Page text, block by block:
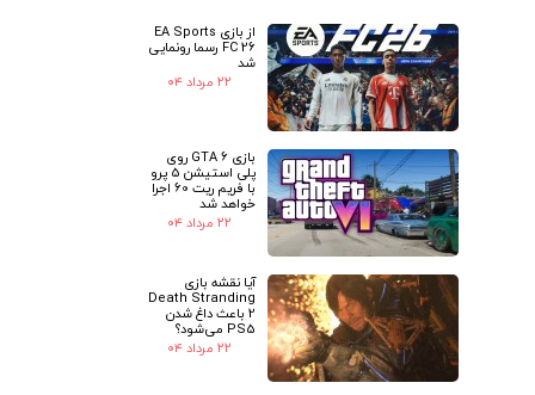
از بازی EA Sports
FC 26 رسما رونمایی
شد
۲۲ مرداد ۰۴
بازی GTA 6 روی
پلی استیشن 5 پرو
با فریم ریت 60 اجرا
خواهد شد
۲۲ مرداد ۰۴
آیا نقشه بازی
Death Stranding
2 باعث داغ شدن
PS5 می‌شود؟
۲۲ مرداد ۰۴